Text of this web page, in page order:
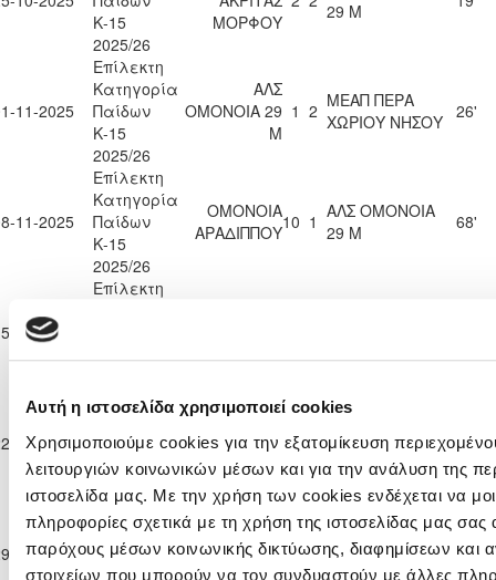
Αυτή η ιστοσελίδα χρησιμοποιεί cookies
Χρησιμοποιούμε cookies για την εξατομίκευση
λειτουργιών κοινωνικών μέσων και για την ανάλυση της
ιστοσελίδα μας. Με την χρήση των cookies ενδέχεται να
πληροφορίες σχετικά με τη χρήση της ιστοσελίδας μας
παρόχους μέσων κοινωνικής δικτύωσης, διαφημίσεων και
στοιχείων που μπορούν να τον συνδυαστούν με άλλες
Κ-15
2025/26
ΜΟΡΦΟΥ
29 Μ
11-2025
Επίλεκτη
Κατηγορία
Παίδων
Κ-15
2025/26
ΑΛΣ
ΟΜΟΝΟΙΑ 29
Μ
1 2 ΜΕΑΠ ΠΕΡΑ
ΧΩΡΙΟΥ ΝΗΣΟΥ 26'
11-2025
Επίλεκτη
Κατηγορία
Παίδων
Κ-15
2025/26
ΟΜΟΝΟΙΑ
ΑΡΑΔΙΠΠΟΥ10 1 ΑΛΣ ΟΜΟΝΟΙΑ
29 Μ
68'
11-2025
Επίλεκτη
Κ-15
Μ
11-2025
Επίλεκτη
Παίδων
Κ-15
2025/26
ΑΣΙΛ ΛΥΣΗΣ 2 1
ΑΛΣ ΟΜΟΝΟΙΑ
29 Μ
28'
11-2025
Επίλεκτη
Κατηγορία
Παίδων
ΑΛΣ
ΟΜΟΝΟΙΑ 29 2 3 ΠΑΕΕΚ
ΚΕΡΥΝΕΙΑΣ
37'